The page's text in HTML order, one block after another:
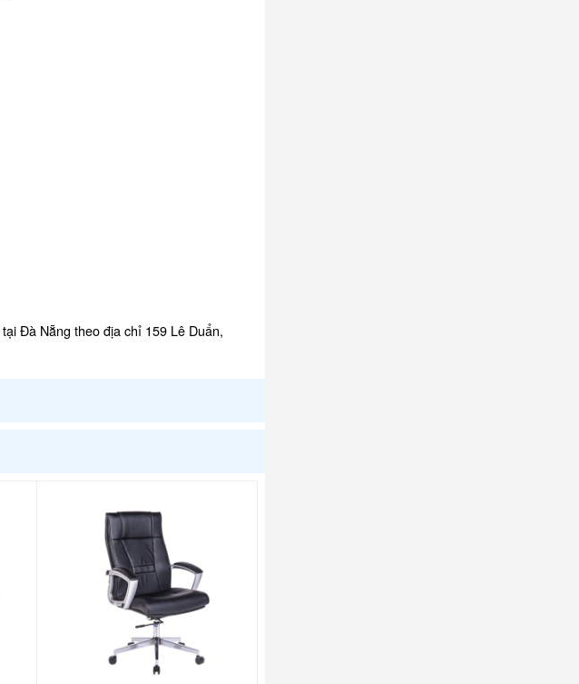
tại Đà Nẵng theo địa chỉ 159 Lê Duẩn,